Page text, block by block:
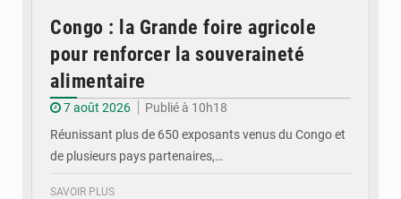
Congo : la Grande foire agricole
pour renforcer la souveraineté
alimentaire
7 août 2026
Publié à 10h18
Réunissant plus de 650 exposants venus du Congo et
de plusieurs pays partenaires,…
SAVOIR PLUS